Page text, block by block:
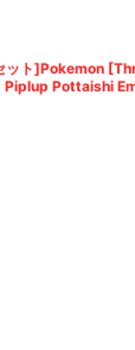
ット]Pokemon
Pottaishi